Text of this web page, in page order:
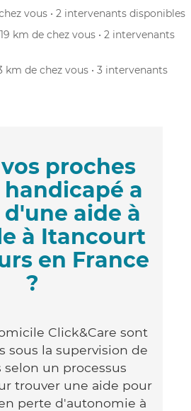
vous • 2 intervenants disponibles
19 km de chez vous • 2 intervenants
km de chez vous • 3 intervenants
proches
a
aide à
à Itancourt
en France
?
Click&Care sont
sous la supervision de
un processus
trouver une aide pour
perte d'autonomie à